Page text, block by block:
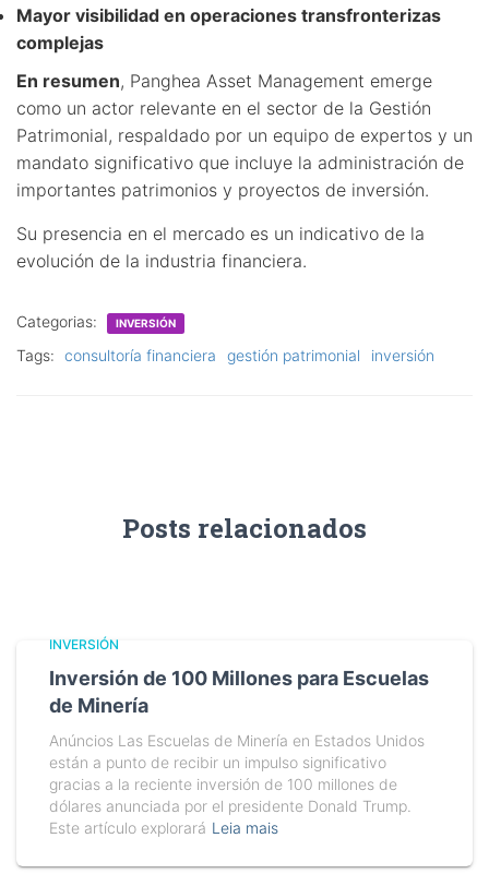
Mayor visibilidad en operaciones transfronterizas
complejas
En resumen, Panghea Asset Management emerge
como un actor relevante en el sector de la Gestión
Patrimonial, respaldado por un equipo de expertos y un
mandato significativo que incluye la administración de
importantes patrimonios y proyectos de inversión.
Su presencia en el mercado es un indicativo de la
evolución de la industria financiera.
Categorias: INVERSIÓN
Tags: consultoría financiera gestión patrimonial inversión
Posts relacionados
INVERSIÓN
Inversión de 100 Millones para Escuelas
de Minería
Anúncios Las Escuelas de Minería en Estados Unidos
están a punto de recibir un impulso significativo
gracias a la reciente inversión de 100 millones de
dólares anunciada por el presidente Donald Trump.
Este artículo explorará Leia mais